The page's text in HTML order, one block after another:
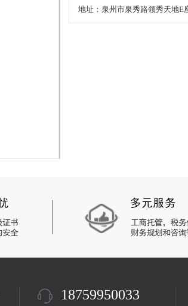
地址：泉州市泉秀路领秀天地E
18759950033